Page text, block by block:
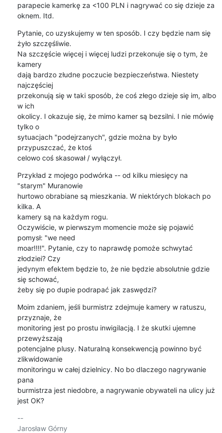
parapecie kamerkę za <100 PLN i nagrywać co się dzieje za
oknem. Itd.
Pytanie, co uzyskujemy w ten sposób. I czy będzie nam się
żyło szczęśliwie.
Na szczęście więcej i więcej ludzi przekonuje się o tym, że
kamery
dają bardzo złudne poczucie bezpieczeństwa. Niestety
najczęściej
przekonują się w taki sposób, że coś złego dzieje się im, albo
w ich
okolicy. I okazuje się, że mimo kamer są bezsilni. I nie mówię
tylko o
sytuacjach "podejrzanych", gdzie można by było
przypuszczać, że ktoś
celowo coś skasował / wyłączył.
Przykład z mojego podwórka -- od kilku miesięcy na
"starym" Muranowie
hurtowo obrabiane są mieszkania. W niektórych blokach po
kilka. A
kamery są na każdym rogu.
Oczywiście, w pierwszym momencie może się pojawić
pomysł: "we need
moar!!!!". Pytanie, czy to naprawdę pomoże schwytać
złodziei? Czy
jedynym efektem będzie to, że nie będzie absolutnie gdzie
się schować,
żeby się po dupie podrapać jak zaswędzi?
Moim zdaniem, jeśli burmistrz zdejmuje kamery w ratuszu,
przyznaje, że
monitoring jest po prostu inwigilacją. I że skutki ujemne
przewyższają
potencjalne plusy. Naturalną konsekwencją powinno być
zlikwidowanie
monitoringu w całej dzielnicy. No bo dlaczego nagrywanie
pana
burmistrza jest niedobre, a nagrywanie obywateli na ulicy już
jest OK?
--
Jarosław Górny